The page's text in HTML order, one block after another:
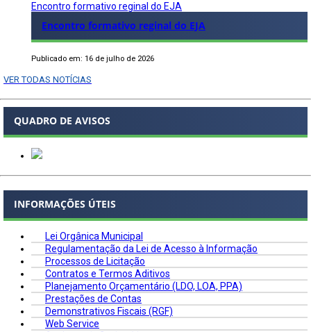
Encontro formativo reginal do EJA
Encontro formativo reginal do EJA
Publicado em: 16 de julho de 2026
VER TODAS NOTÍCIAS
QUADRO DE AVISOS
INFORMAÇÕES ÚTEIS
Lei Orgânica Municipal
Regulamentação da Lei de Acesso à Informação
Processos de Licitação
Contratos e Termos Aditivos
Planejamento Orçamentário (LDO, LOA, PPA)
Prestações de Contas
Demonstrativos Fiscais (RGF)
Web Service